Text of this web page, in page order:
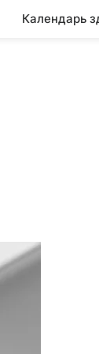
Календарь